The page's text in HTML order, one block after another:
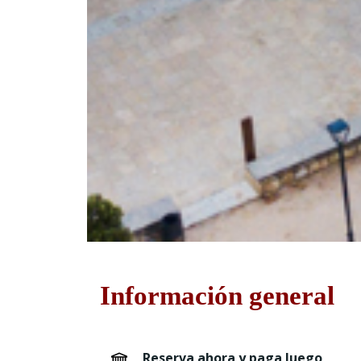
Información general